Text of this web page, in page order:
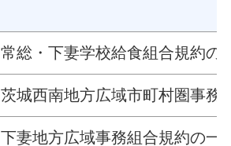
常総・下妻学校給食組合規約の
茨城西南地方広域市町村圏事務
下妻地方広域事務組合規約の一